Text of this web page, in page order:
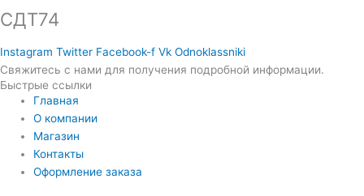
СДТ74
Instagram Twitter Facebook-f Vk Odnoklassniki
Свяжитесь с нами для получения подробной информации.
Быстрые ссылки
Главная
О компании
Магазин
Контакты
Оформление заказа